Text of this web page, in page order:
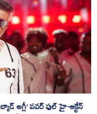
అగ్లీ’ పవర్ ఫుల్ హై-ఆక్టేన్